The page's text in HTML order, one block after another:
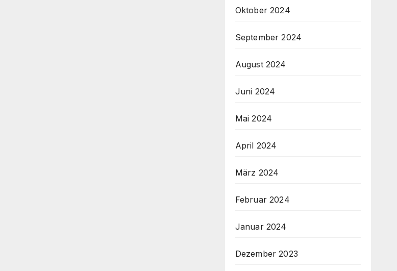
Oktober 2024
September 2024
August 2024
Juni 2024
Mai 2024
April 2024
März 2024
Februar 2024
Januar 2024
Dezember 2023